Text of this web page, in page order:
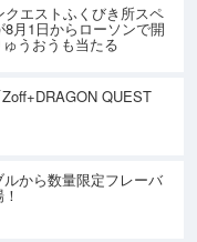
クエストふくびき所スペ
月1日からローソンで開
うおうも当たる
QUEST
から数量限定フレーバ